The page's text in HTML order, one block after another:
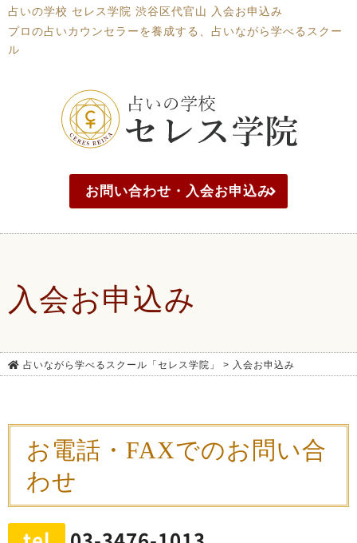
占いの学校 セレス学院 渋谷区代官山 入会お申込み
プロの占いカウンセラーを養成する、占いながら学べるスクー
ル
お問い合わせ・入会お申込み
入会お申込み
占いながら学べるスクール「セレス学院」 > 入会お申込み
お電話・FAXでのお問い合
わせ